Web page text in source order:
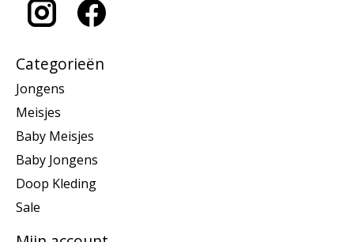
Categorieën
Jongens
Meisjes
Baby Meisjes
Baby Jongens
Doop Kleding
Sale